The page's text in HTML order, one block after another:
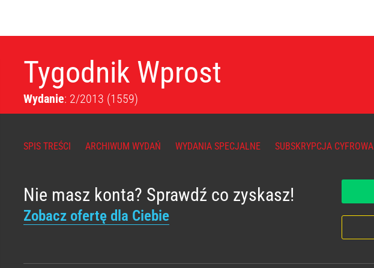
Tygodnik Wprost
Wydanie: 2/2013 (1559)
SPIS TREŚCI ARCHIWUM WYDAŃ WYDANIA SPECJALNE SUBSKRYPCJA CYFROWA
Nie masz konta? Sprawdź co zyskasz!
Zobacz ofertę dla Ciebie